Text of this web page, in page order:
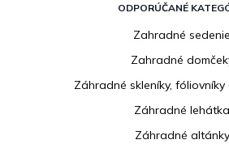
ODPORÚČANÉ
Zahradné sedenie
Zahradné
Záhradné skleníky,
Záhradné lehátka
Záhradné altánky